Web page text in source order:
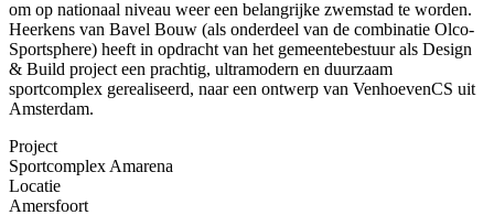
om op nationaal niveau weer een belangrijke zwemstad te worden.
Heerkens van Bavel Bouw (als onderdeel van de combinatie Olco-
Sportsphere) heeft in opdracht van het gemeentebestuur als Design
& Build project een prachtig, ultramodern en duurzaam
sportcomplex gerealiseerd, naar een ontwerp van VenhoevenCS uit
Amsterdam.
Project
Sportcomplex Amarena
Locatie
Amersfoort